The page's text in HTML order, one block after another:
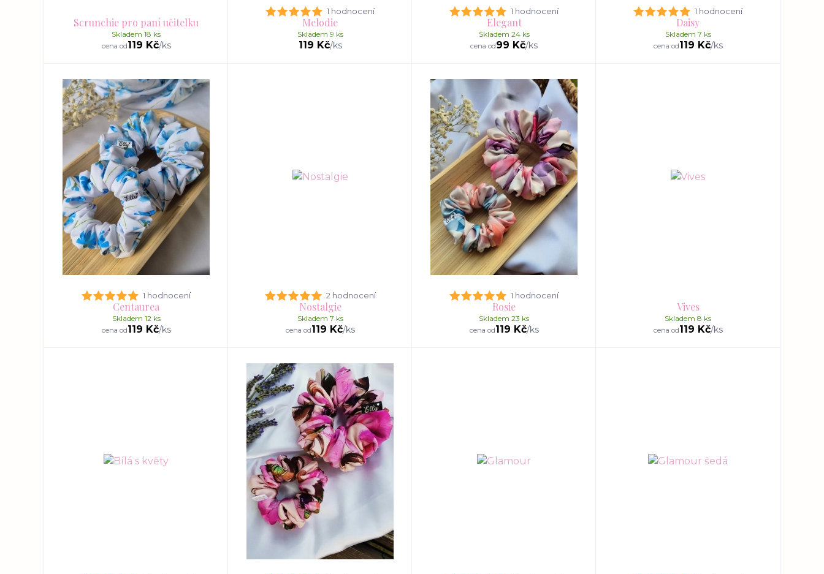
Scrunchie pro paní učitelku
cena od119 Kč/ks
Skladem 18 ks
1 hodnocení
Melodie
119 Kč/ks
Skladem 9 ks
1 hodnocení
Elegant
cena od99 Kč/ks
Skladem 24 ks
1 hodnocení
Daisy
cena od119 Kč/ks
Skladem 7 ks
1 hodnocení
Centaurea
cena od119 Kč/ks
Skladem 12 ks
2 hodnocení
Nostalgie
cena od119 Kč/ks
Skladem 7 ks
1 hodnocení
Rosie
cena od119 Kč/ks
Skladem 23 ks
Vives
cena od119 Kč/ks
Skladem 8 ks